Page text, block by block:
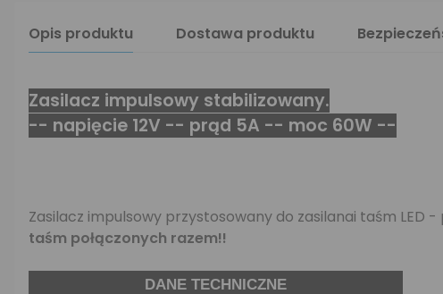
Opis produktu Dostawa produktu
Zasilacz impulsowy stabilizowany.
-- napięcie 12V -- prąd 5A -- moc 60W --
Zasilacz impulsowy przystosowany do zasilanai taśm LED
taśm połączonych razem!!
DANE TECHNICZNE